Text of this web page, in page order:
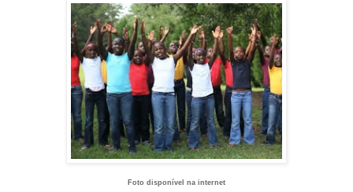
Foto disponível na internet